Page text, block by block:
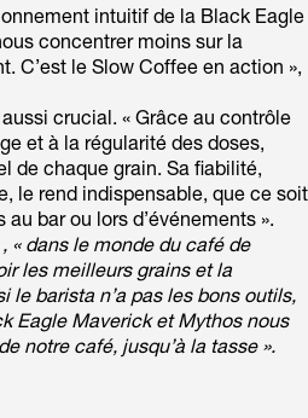
intuitif de la Black Eagle
concentrer moins sur la
C’est le Slow Coffee en action »,
crucial. « Grâce au contrôle
et à la régularité des doses,
de chaque grain. Sa fiabilité,
le rend indispensable, que ce soit
bar ou lors d’événements ».
, « dans le monde du café de
les meilleurs grains et la
le barista n’a pas les bons outils,
Eagle Maverick et Mythos nous
notre café, jusqu’à la tasse ».